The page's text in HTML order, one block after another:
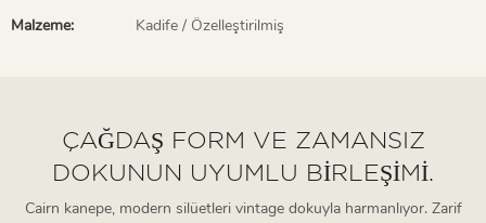
Malzeme:
Kadife / Özelleştirilmiş
ÇAĞDAŞ FORM VE ZAMANSIZ
DOKUNUN UYUMLU BIRLEŞIMI.
Cairn kanepe, modern silüetleri vintage dokuyla harmanlıyor. Zarif